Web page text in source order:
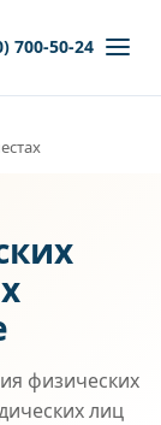
700-50-24
физических
лиц